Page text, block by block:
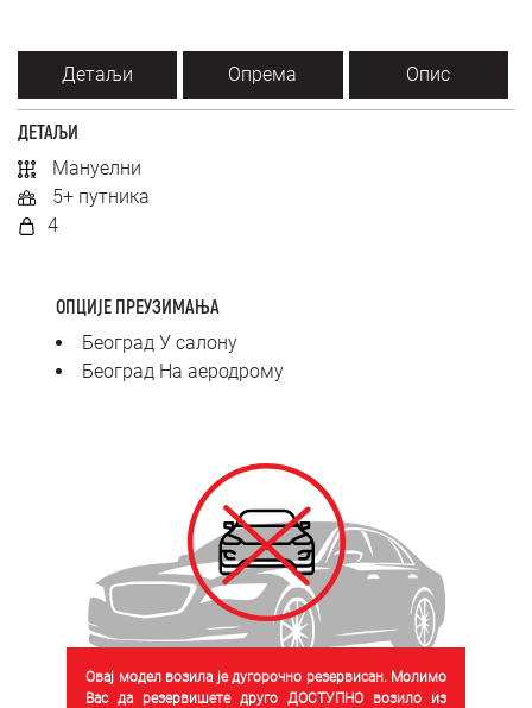
SRPSKI
СРПСКИ
ENGLISH
Детаљи Опрема Опис
ДЕТАЉИ
Мануелни
5+ путника
4
ОПЦИЈЕ ПРЕУЗИМАЊА
Београд У салону
Београд На аеродрому
Овај модел возила је дугорочно резервисан. Молимо
Вас да резервишете друго ДОСТУПНО возило из